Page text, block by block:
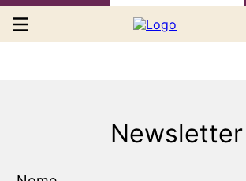
Newsletter